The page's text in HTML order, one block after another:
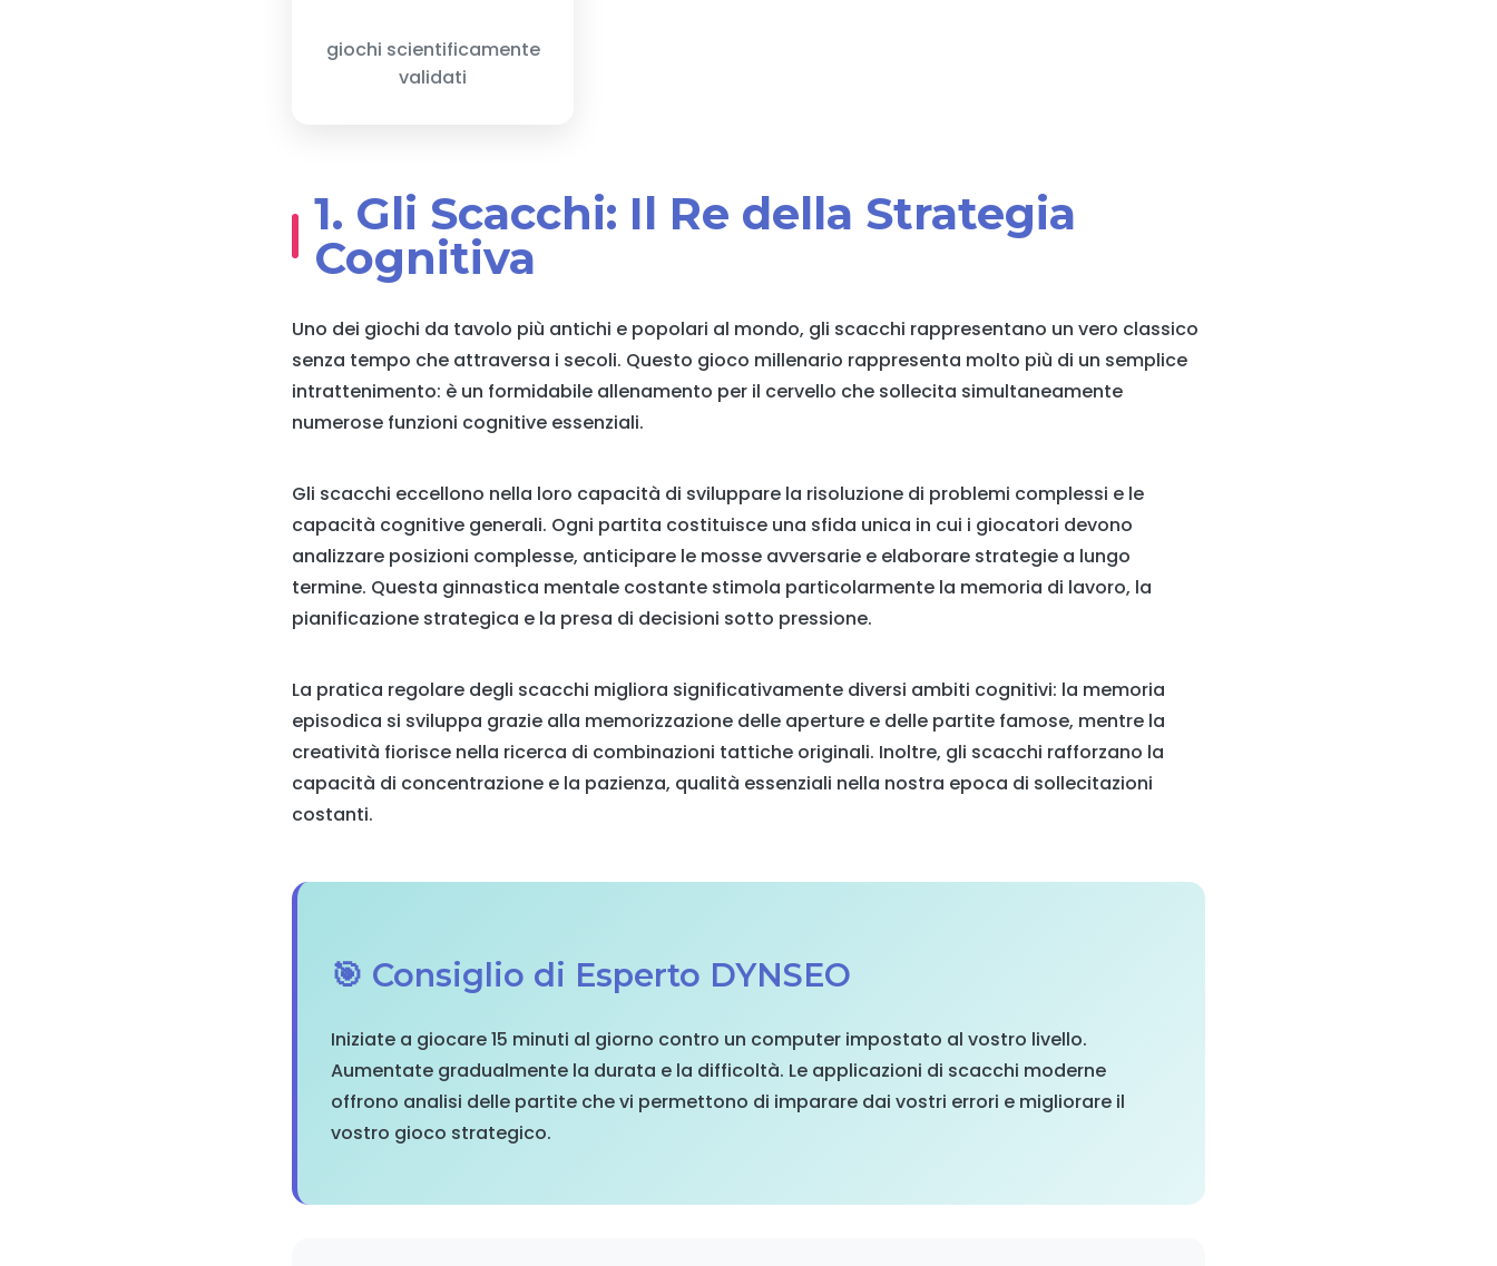
giochi scientificamente
validati
1. Gli Scacchi: Il Re della Strategia
Cognitiva
Uno dei giochi da tavolo più antichi e popolari al mondo, gli scacchi rappresentano un vero classico
senza tempo che attraversa i secoli. Questo gioco millenario rappresenta molto più di un semplice
intrattenimento: è un formidabile allenamento per il cervello che sollecita simultaneamente
numerose funzioni cognitive essenziali.
Gli scacchi eccellono nella loro capacità di sviluppare la risoluzione di problemi complessi e le
capacità cognitive generali. Ogni partita costituisce una sfida unica in cui i giocatori devono
analizzare posizioni complesse, anticipare le mosse avversarie e elaborare strategie a lungo
termine. Questa ginnastica mentale costante stimola particolarmente la memoria di lavoro, la
pianificazione strategica e la presa di decisioni sotto pressione.
La pratica regolare degli scacchi migliora significativamente diversi ambiti cognitivi: la memoria
episodica si sviluppa grazie alla memorizzazione delle aperture e delle partite famose, mentre la
creatività fiorisce nella ricerca di combinazioni tattiche originali. Inoltre, gli scacchi rafforzano la
capacità di concentrazione e la pazienza, qualità essenziali nella nostra epoca di sollecitazioni
costanti.
🎯 Consiglio di Esperto DYNSEO
Iniziate a giocare 15 minuti al giorno contro un computer impostato al vostro livello.
Aumentate gradualmente la durata e la difficoltà. Le applicazioni di scacchi moderne
offrono analisi delle partite che vi permettono di imparare dai vostri errori e migliorare il
vostro gioco strategico.